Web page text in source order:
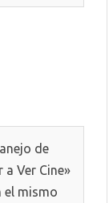
de
Ver Cine»
el mismo